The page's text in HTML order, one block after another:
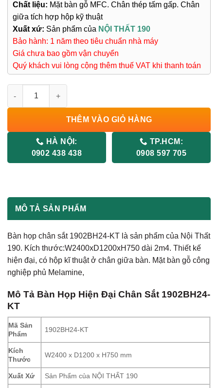
Chất liệu: Mặt bàn gỗ MFC. Chân thép tấm gấp. Chân
giữa tích hợp hộp kỹ thuật
Xuất xứ: Sản phẩm của NỘI THẤT 190
Bảo hành: 1 năm theo tiêu chuẩn nhà máy
Giá chưa bao gồm vận chuyển
Quý khách vui lòng cộng thêm thuế VAT khi thanh toán
THÊM VÀO GIỎ HÀNG
HÀ NỘI:
0902 438 438
TP.HCM:
0908 597 705
MÔ TẢ SẢN PHẨM
Bàn họp chân sắt 1902BH24-KT là sản phẩm của Nội Thất
190. Kích thước:W2400xD1200xH750 dài 2m4. Thiết kế
hiện đại, có hộp kĩ thuật ở chân giữa bàn. Mặt bàn gỗ công
nghiệp phủ Melamine,
Mô Tả Bàn Họp Hiện Đại Chân Sắt 1902BH24-
KT
Mã Sản
Phẩm
1902BH24-KT
Kích
Thước
W2400 x D1200 x H750 mm
Xuất Xứ Sản Phẩm của NỘI THẤT 190